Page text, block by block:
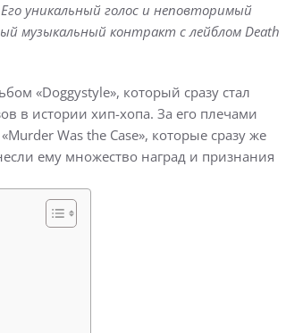
уникальный голос и неповторимый
музыкальный контракт с лейблом Death
«Doggystyle», который сразу стал
в истории хип-хопа. За его плечами
Was the Case», которые сразу же
ему множество наград и признания